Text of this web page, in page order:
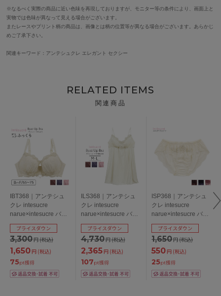
※なるべく実際の商品に近い色味を再現しておりますが、モニター等の条件により、画面上と
実物では色味が異なって見える場合がございます。
またレースやプリント柄の商品は、画像とは柄の位置等が異なる場合がございます。あらかじ
めご了承下さい。
関連キーワード：アンテシュクレ エレガント セクシー
RELATED ITEMS
関連商品
IBT368｜アンテシュ
クレ intesucre
narue×intesucre バス
トアップブラ ブラジ
ャー単品 ふっくらデ
コルテメイク BCDEF
カップ
3,300円(税込)
プライスダウン
1,650円 (税込)
75pt獲得
ILS368｜アンテシュ
クレ intesucre
narue×intesucre バス
トアップブラ IBT368
ペア スリップ M/L
4,730円(税込)
プライスダウン
2,365円 (税込)
107pt獲得
ISP368｜アンテシュ
クレ intesucre
narue×intesucre バス
トアップブラ IBT368
ペア スタンダードシ
ョーツ S/M/L
1,650円(税込)
プライスダウン
550円 (税込)
25pt獲得